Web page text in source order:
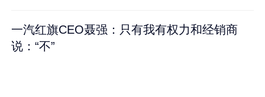
一汽红旗CEO聂强：只有我有权力和经销商
说：“不”